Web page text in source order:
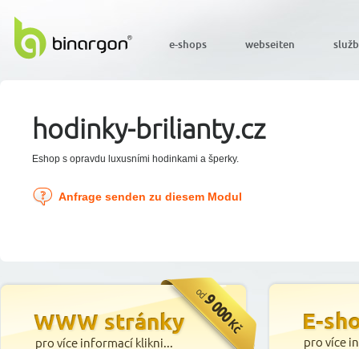
hodinky-brilianty.cz
Eshop s opravdu luxusními hodinkami a šperky.
Anfrage senden zu diesem Modul
e-shops webseiten